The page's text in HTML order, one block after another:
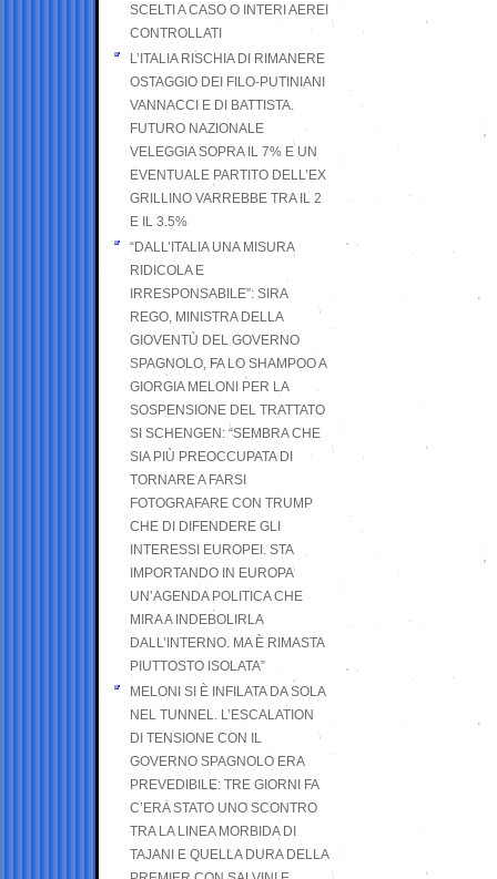
SCELTI A CASO O INTERI AEREI
CONTROLLATI
L’ITALIA RISCHIA DI RIMANERE
OSTAGGIO DEI FILO-PUTINIANI
VANNACCI E DI BATTISTA.
FUTURO NAZIONALE
VELEGGIA SOPRA IL 7% E UN
EVENTUALE PARTITO DELL’EX
GRILLINO VARREBBE TRA IL 2
E IL 3.5%
“DALL’ITALIA UNA MISURA
RIDICOLA E
IRRESPONSABILE”: SIRA
REGO, MINISTRA DELLA
GIOVENTÙ DEL GOVERNO
SPAGNOLO, FA LO SHAMPOO A
GIORGIA MELONI PER LA
SOSPENSIONE DEL TRATTATO
SI SCHENGEN: “SEMBRA CHE
SIA PIÙ PREOCCUPATA DI
TORNARE A FARSI
FOTOGRAFARE CON TRUMP
CHE DI DIFENDERE GLI
INTERESSI EUROPEI. STA
IMPORTANDO IN EUROPA
UN’AGENDA POLITICA CHE
MIRA A INDEBOLIRLA
DALL’INTERNO. MA È RIMASTA
PIUTTOSTO ISOLATA”
MELONI SI È INFILATA DA SOLA
NEL TUNNEL. L’ESCALATION
DI TENSIONE CON IL
GOVERNO SPAGNOLO ERA
PREVEDIBILE: TRE GIORNI FA
C’ERA STATO UNO SCONTRO
TRA LA LINEA MORBIDA DI
TAJANI E QUELLA DURA DELLA